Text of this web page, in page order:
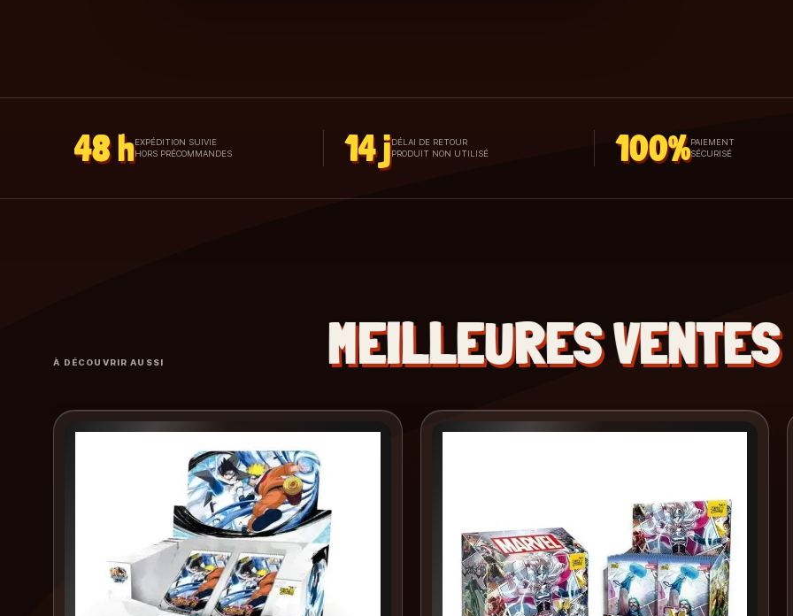
48 hEXPÉDITION SUIVIE
HORS PRÉCOMMANDES
14 jDÉLAI DE RETOUR
PRODUIT NON UTILISÉ
100%PAIEMENT
SÉCURISÉ
À DÉCOUVRIR AUSSI MEILLEURES VENTES